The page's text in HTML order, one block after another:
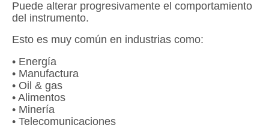
Puede alterar progresivamente el comportamiento
del instrumento.
Esto es muy común en industrias como:
• Energía
• Manufactura
• Oil & gas
• Alimentos
• Minería
• Telecomunicaciones